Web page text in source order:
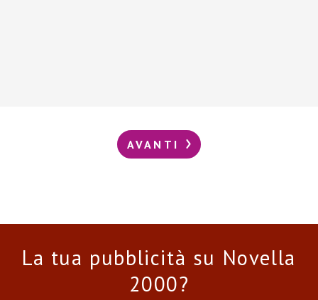
AVANTI
La tua pubblicità su Novella
2000?